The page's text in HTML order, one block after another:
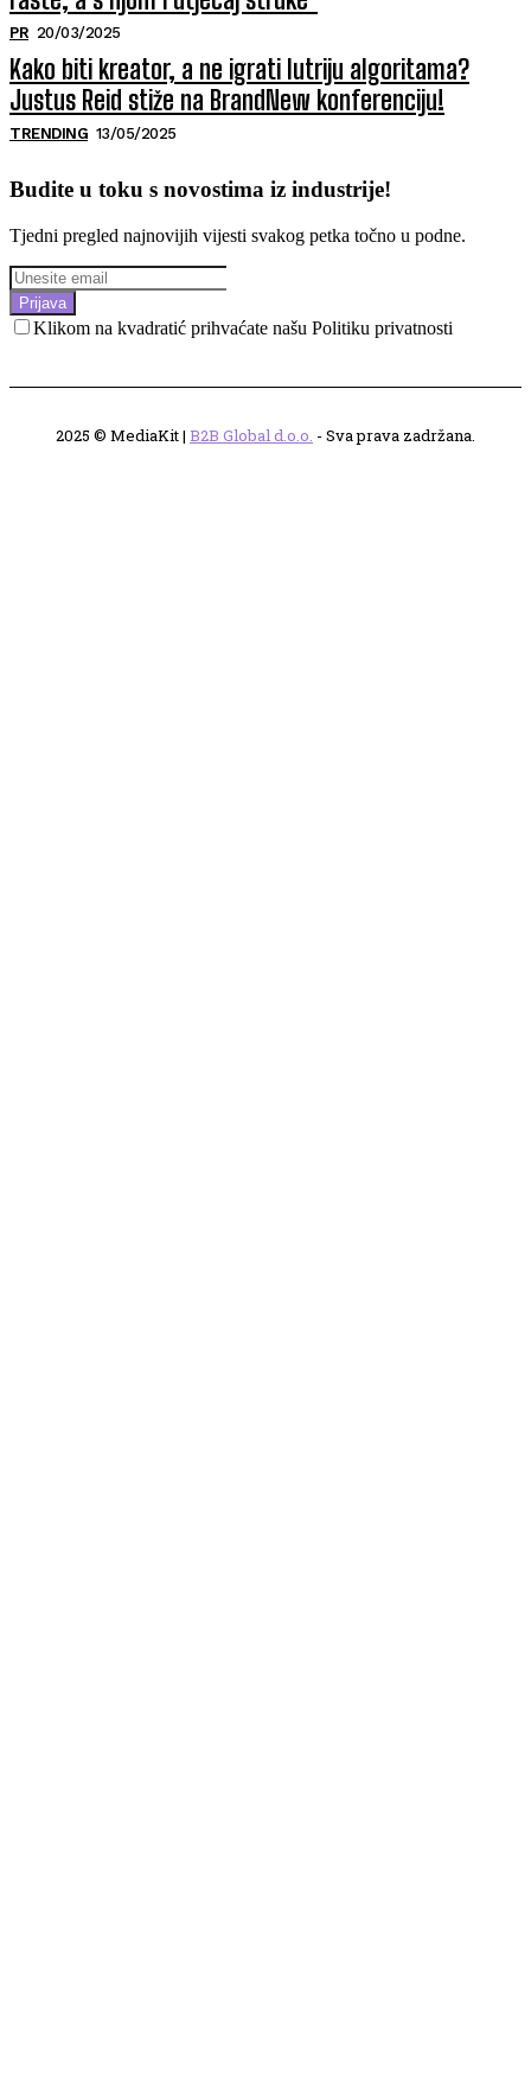
PR 20/03/2025
Kako biti kreator, a ne igrati lutriju algoritama?
Justus Reid stiže na BrandNew konferenciju!
TRENDING 13/05/2025
Budite u toku s novostima iz industrije!
Tjedni pregled najnovijih vijesti svakog petka točno u podne.
Prijava
Klikom na kvadratić prihvaćate našu Politiku privatnosti
2025 © MediaKit | B2B Global d.o.o. - Sva prava zadržana.